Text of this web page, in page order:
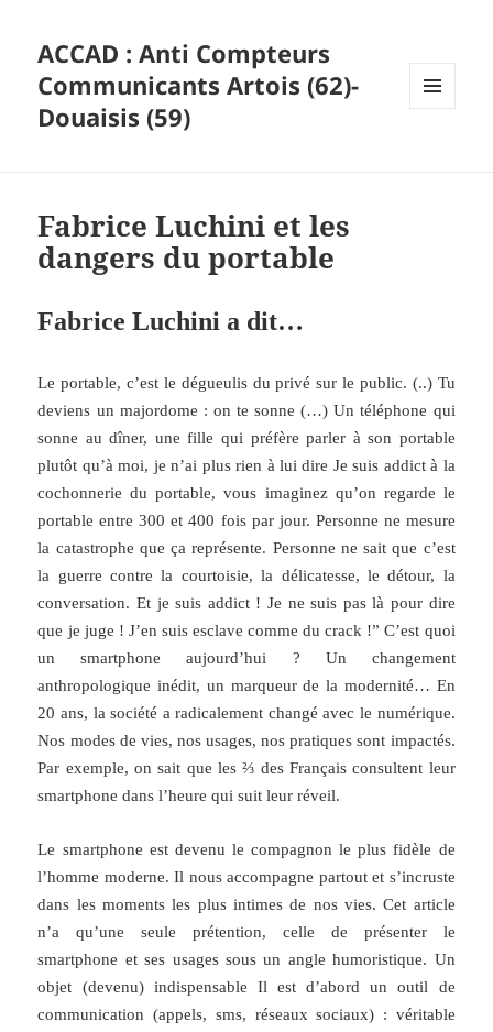
ACCAD : Anti Compteurs
Communicants Artois (62)-
Douaisis (59)
Fabrice Luchini et les
dangers du portable
Fabrice Luchini a dit…
Le portable, c’est le dégueulis du privé sur le public. (..) Tu
deviens un majordome : on te sonne (…) Un téléphone qui
sonne au dîner, une fille qui préfère parler à son portable
plutôt qu’à moi, je n’ai plus rien à lui dire Je suis addict à la
cochonnerie du portable, vous imaginez qu’on regarde le
portable entre 300 et 400 fois par jour. Personne ne mesure
la catastrophe que ça représente. Personne ne sait que c’est
la guerre contre la courtoisie, la délicatesse, le détour, la
conversation. Et je suis addict ! Je ne suis pas là pour dire
que je juge ! J’en suis esclave comme du crack !” C’est quoi
un smartphone aujourd’hui ? Un changement
anthropologique inédit, un marqueur de la modernité… En
20 ans, la société a radicalement changé avec le numérique.
Nos modes de vies, nos usages, nos pratiques sont impactés.
Par exemple, on sait que les ⅔ des Français consultent leur
smartphone dans l’heure qui suit leur réveil.
Le smartphone est devenu le compagnon le plus fidèle de
l’homme moderne. Il nous accompagne partout et s’incruste
dans les moments les plus intimes de nos vies. Cet article
n’a qu’une seule prétention, celle de présenter le
smartphone et ses usages sous un angle humoristique. Un
objet (devenu) indispensable Il est d’abord un outil de
communication (appels, sms, réseaux sociaux) : véritable